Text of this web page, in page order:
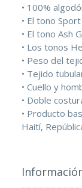
• 100%
• El tono
• El tono Ash
• Los tonos
• Peso del
• Tejido
• Cuello y
• Doble
• Producto
Haití,